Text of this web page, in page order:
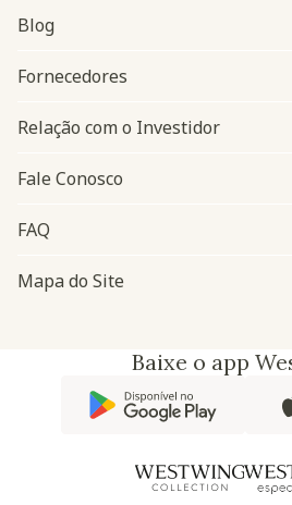
Navegação do rodapé
Blog
Fornecedores
Relação com o Investidor
Fale Conosco
FAQ
Mapa do Site
Baixe o app